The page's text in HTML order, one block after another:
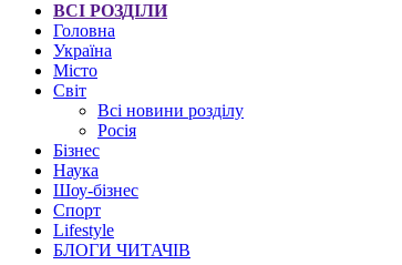
ВСІ РОЗДІЛИ
Головна
Україна
Місто
Світ
Всі новини розділу
Росія
Бізнес
Наука
Шоу-бізнес
Спорт
Lifestyle
БЛОГИ ЧИТАЧІВ